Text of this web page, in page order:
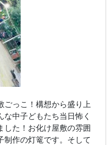
ごっこ！構想から盛り上
中子どもたち当日怖く
した！お化け屋敷の雰囲
制作の灯篭です。そして